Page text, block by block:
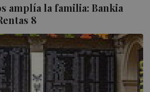
amplía la familia: Bankia
8